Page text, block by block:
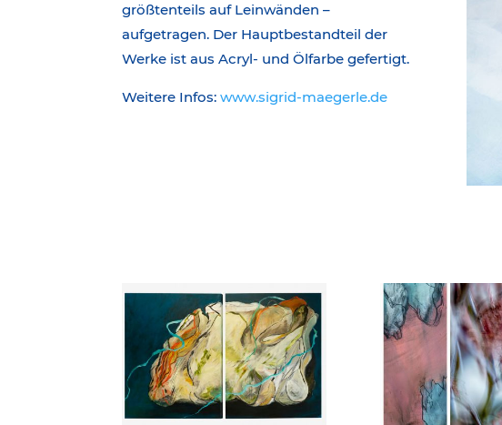
größtenteils auf Leinwänden –
aufgetragen. Der Hauptbestandteil der
Werke ist aus Acryl- und Ölfarbe gefertigt.
Weitere Infos:www.sigrid-maegerle.de